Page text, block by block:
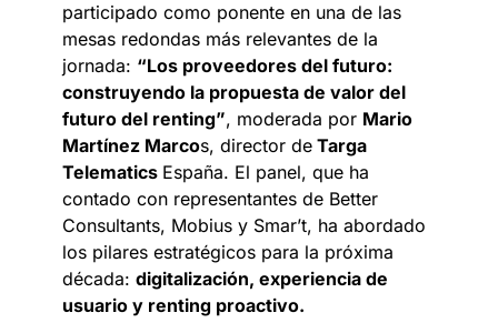
participado como ponente en una de las
mesas redondas más relevantes de la
jornada: “Los proveedores del futuro:
construyendo la propuesta de valor del
futuro del renting”, moderada por Mario
Martínez Marcos, director de Targa
Telematics España. El panel, que ha
contado con representantes de Better
Consultants, Mobius y Smar’t, ha abordado
los pilares estratégicos para la próxima
década: digitalización, experiencia de
usuario y renting proactivo.